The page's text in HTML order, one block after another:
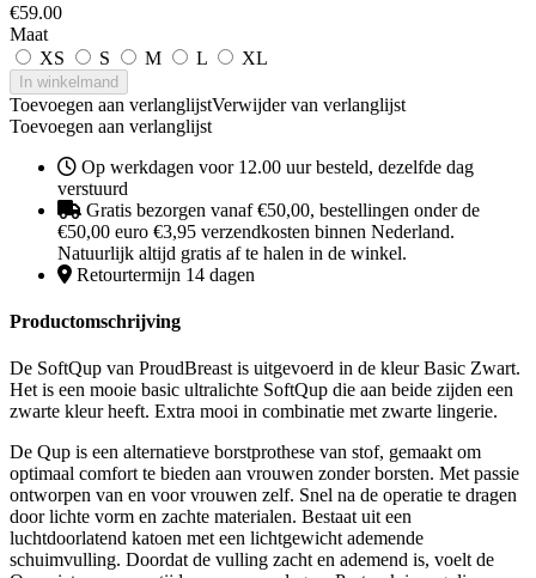
€59.00
Maat
XS
S M L XL
In winkelmand
Toevoegen aan verlanglijstVerwijder van verlanglijst
Toevoegen aan verlanglijst
Op werkdagen voor 12.00 uur besteld, dezelfde dag
verstuurd
Gratis bezorgen vanaf €50,00, bestellingen onder de
€50,00 euro €3,95 verzendkosten binnen Nederland.
Natuurlijk altijd gratis af te halen in de winkel.
Retourtermijn 14 dagen
Productomschrijving
De SoftQup van ProudBreast is uitgevoerd in de kleur Basic Zwart.
Het is een mooie basic ultralichte SoftQup die aan beide zijden een
zwarte kleur heeft. Extra mooi in combinatie met zwarte lingerie.
De Qup is een alternatieve borstprothese van stof, gemaakt om
optimaal comfort te bieden aan vrouwen zonder borsten. Met passie
ontworpen van en voor vrouwen zelf. Snel na de operatie te dragen
door lichte vorm en zachte materialen. Bestaat uit een
luchtdoorlatend katoen met een lichtgewicht ademende
schuimvulling. Doordat de vulling zacht en ademend is, voelt de